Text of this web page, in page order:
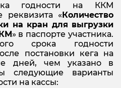
годности на ККМ
реквизита «Количество
на кран для выгрузки
» в паспорте участника.
срока годности
постановки кега на
дней, чем указано в
следующие варианты
на кассы: